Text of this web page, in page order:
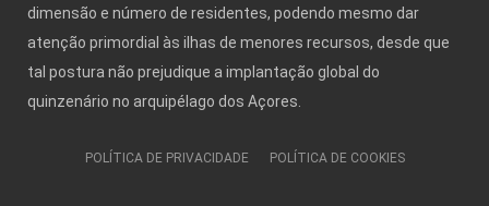
dimensão e número de residentes, podendo mesmo dar
atenção primordial às ilhas de menores recursos, desde que
tal postura não prejudique a implantação global do
quinzenário no arquipélago dos Açores.
POLÍTICA DE PRIVACIDADE POLÍTICA DE COOKIES